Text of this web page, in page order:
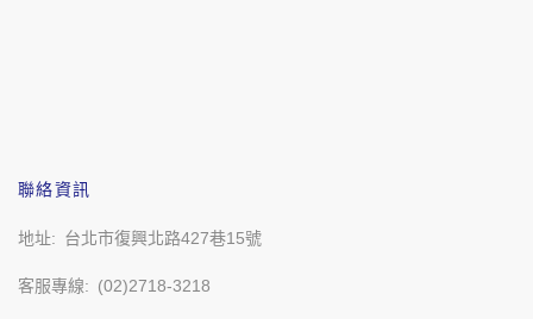
聯絡資訊
地址 台北市復興北路427巷15號
客服專線 (02)2718-3218